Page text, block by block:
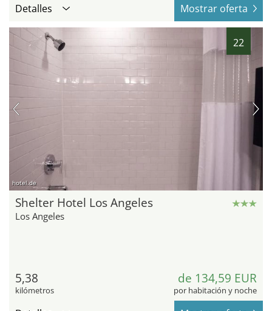
Detalles Mostrar oferta
22
hotel.de
Shelter Hotel Los Angeles
Los Angeles
5,38
kilómetros
de 134,59 EUR
por habitación y noche